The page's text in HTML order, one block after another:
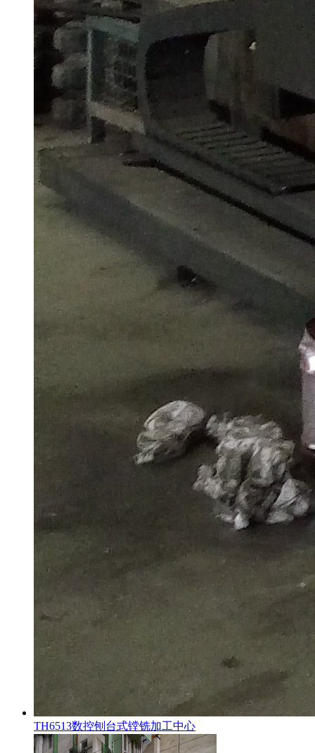
TH6513数控刨台式镗铣加工中心